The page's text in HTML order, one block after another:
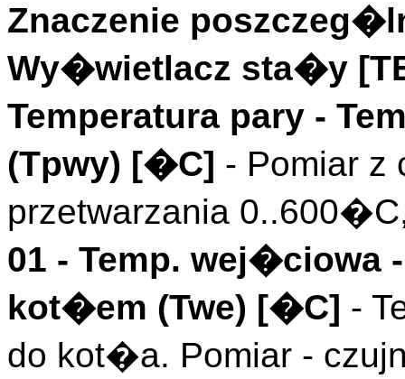
Znaczenie
Wy�wietlacz sta�y
Temperatura pary -
(Tpwy) [�C] - Pomiar z
przetwarzania
01 - Temp. wej�ciowa
kot�em (Twe) [�C] -
do kot�a. Pomiar -